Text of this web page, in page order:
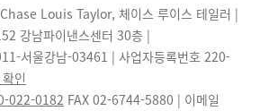
Louis Taylor, 체이스 루이스 테일러 |
강남파이낸스센터 30층 |
서울강남-03461 | 사업자등록번호 220-
인
022-0182 FAX 02-6744-5880 | 이메일